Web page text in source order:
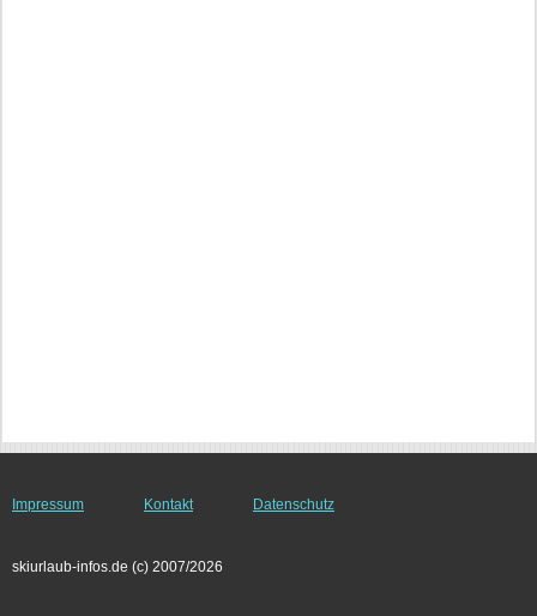
Impressum Kontakt Datenschutz
skiurlaub-infos.de (c) 2007/2026